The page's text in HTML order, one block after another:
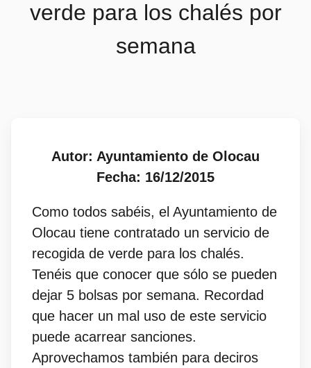
verde para los chalés por
semana
Autor: Ayuntamiento de Olocau
Fecha: 16/12/2015
Como todos sabéis, el Ayuntamiento de
Olocau tiene contratado un servicio de
recogida de verde para los chalés.
Tenéis que conocer que sólo se pueden
dejar 5 bolsas por semana. Recordad
que hacer un mal uso de este servicio
puede acarrear sanciones.
Aprovechamos también para deciros